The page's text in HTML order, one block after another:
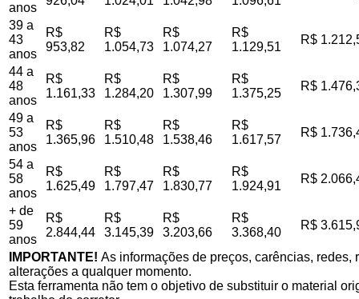
anos
39 a
43
anos
R$
953,82
R$
1.054,73
R$
1.074,27
R$
1.129,51
R$
44 a
48
anos
R$
1.161,33
R$
1.284,20
R$
1.307,99
R$
1.375,25
R$
49 a
53
anos
R$
1.365,96
R$
1.510,48
R$
1.538,46
R$
1.617,57
R$
54 a
58
anos
R$
1.625,49
R$
1.797,47
R$
1.830,77
R$
1.924,91
R$
+ de
59
anos
R$
2.844,44
R$
3.145,39
R$
3.203,66
R$
3.368,40
R$
IMPORTANTE! As informações de preços, carências,
alterações a qualquer momento.
Esta ferramenta não tem o objetivo de substituir o material